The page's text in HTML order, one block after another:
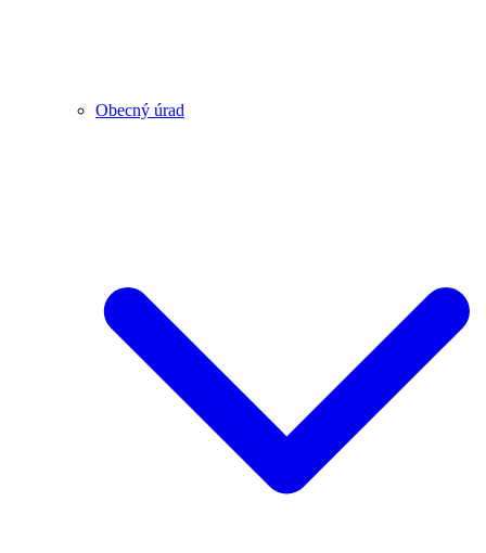
Obecný úrad